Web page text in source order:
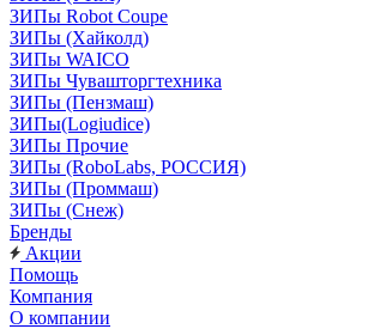
ЗИПы Robot Coupe
ЗИПы (Хайколд)
ЗИПы WAICO
ЗИПы Чувашторгтехника
ЗИПы (Пензмаш)
ЗИПы(Logiudice)
ЗИПы Прочие
ЗИПы (RoboLabs, РОССИЯ)
ЗИПы (Проммаш)
ЗИПы (Снеж)
Бренды
Акции
Помощь
Компания
О компании